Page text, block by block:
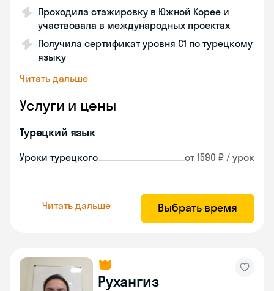
Проходила стажировку в Южной Корее и
участвовала в международных проектах
Получила сертификат уровня C1 по турецкому
языку
Читать дальше
Услуги и цены
Турецкий язык
Уроки турецкого от 1590 ₽ / урок
Читать дальше Выбрать время
Рухангиз